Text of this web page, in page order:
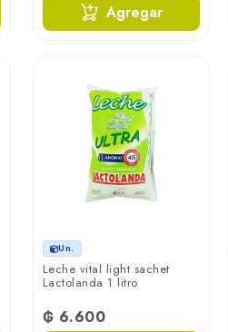
Agregar
Un.
Leche vital light sachet
Lactolanda 1 litro
₲ 6.600